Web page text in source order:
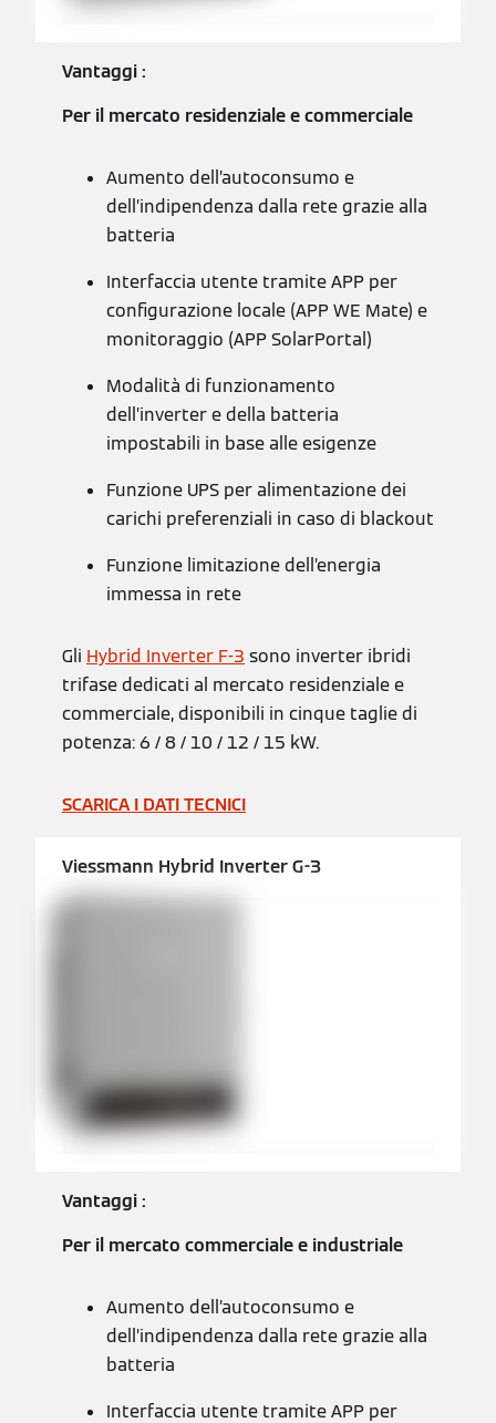
Vantaggi :
Per il mercato residenziale e commerciale
Aumento dell’autoconsumo e
dell’indipendenza dalla rete grazie alla
batteria
Interfaccia utente tramite APP per
configurazione locale (APP WE Mate) e
monitoraggio (APP SolarPortal)
Modalità di funzionamento
dell’inverter e della batteria
impostabili in base alle esigenze
Funzione UPS per alimentazione dei
carichi preferenziali in caso di blackout
Funzione limitazione dell’energia
immessa in rete
Gli Hybrid Inverter F-3 sono inverter ibridi
trifase dedicati al mercato residenziale e
commerciale, disponibili in cinque taglie di
potenza: 6 / 8 / 10 / 12 / 15 kW.
SCARICA I DATI TECNICI
Viessmann Hybrid Inverter G-3
Vantaggi :
Per il mercato commerciale e industriale
Aumento dell’autoconsumo e
dell’indipendenza dalla rete grazie alla
batteria
Interfaccia utente tramite APP per